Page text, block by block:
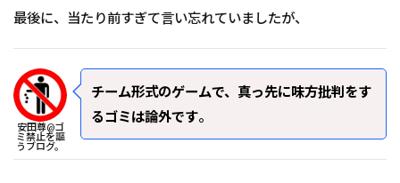
最後に、当たり前すぎて言い忘れていましたが、
安田尊@ゴ
ミ禁止を謳
うブログ。
チーム形式のゲームで、真っ先に味方批判をす
るゴミは論外です。